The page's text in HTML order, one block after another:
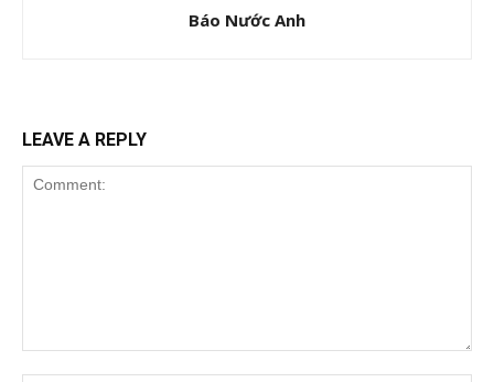
Báo Nước Anh
LEAVE A REPLY